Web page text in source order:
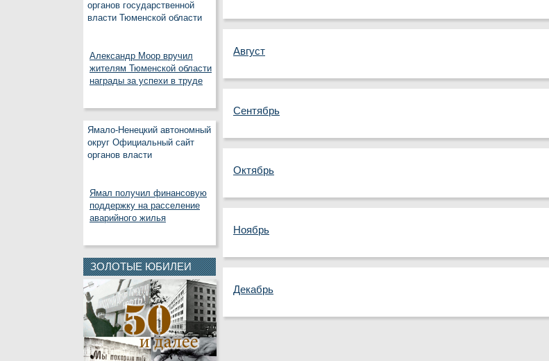
органов государственной
власти Тюменской области
Александр Моор вручил
жителям Тюменской области
награды за успехи в труде
Ямало-Ненецкий автономный
округ Официальный сайт
органов власти
Ямал получил финансовую
поддержку на расселение
аварийного жилья
ЗОЛОТЫЕ ЮБИЛЕИ
Август
Сентябрь
Октябрь
Ноябрь
Декабрь